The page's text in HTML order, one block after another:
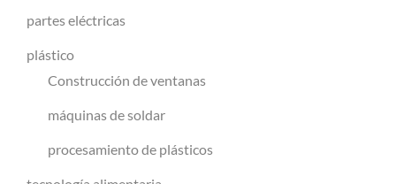
partes eléctricas
plástico
Construcción de ventanas
máquinas de soldar
procesamiento de plásticos